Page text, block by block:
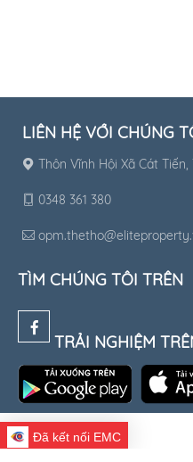
LIÊN HỆ VỚI CHÚNG
Thôn Vĩnh Hội Xã Cát
0348 361 380
TÌM CHÚNG TÔI TRÊN
TRẢI NGHIỆM
Đã kết nối EMC